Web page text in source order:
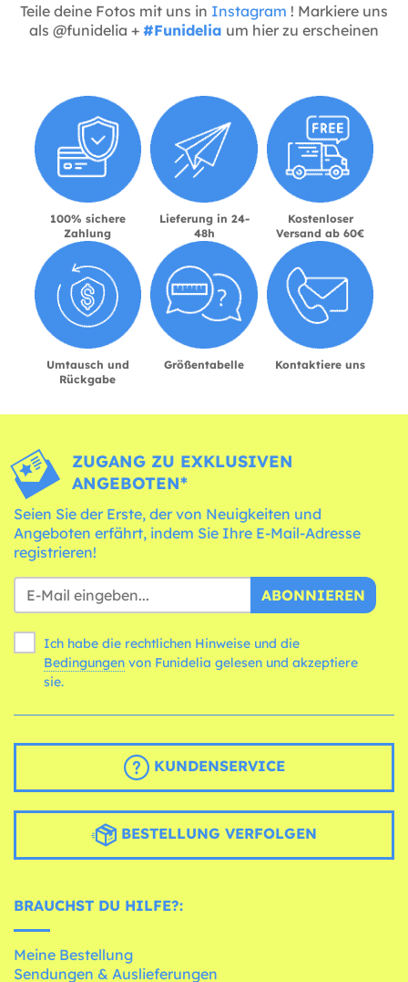
Teile deine Fotos mit uns in Instagram ! Markiere uns
als @funidelia + #Funidelia um hier zu erscheinen
100% sichere
Zahlung
Lieferung in 24-
48h
Kostenloser
Versand ab 60€
Umtausch und
Rückgabe
Größentabelle Kontaktiere uns
ZUGANG ZU EXKLUSIVEN
ANGEBOTEN*
Seien Sie der Erste, der von Neuigkeiten und
Angeboten erfährt, indem Sie Ihre E-Mail-Adresse
registrieren!
ABONNIEREN
Ich habe die rechtlichen Hinweise und die
Bedingungen
sie.
KUNDENSERVICE
BESTELLUNG VERFOLGEN
BRAUCHST DU HILFE?:
Meine Bestellung
Sendungen & Auslieferungen